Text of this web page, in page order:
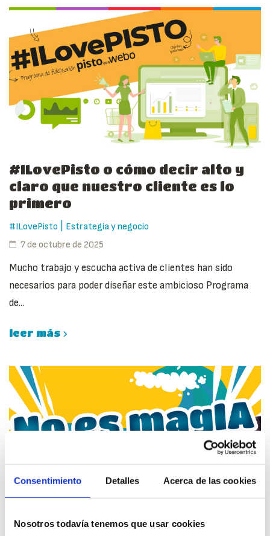
Consentimiento Detalles Acerca de las cookies
Nosotros todavía tenemos que usar cookies
#ILovePisto o cómo decir alto y
claro que nuestro cliente es lo
primero
#ILovePisto
Estrategia y negocio
7 de octubre de 2025
Mucho trabajo y escucha activa de clientes han sido
necesarios para poder diseñar este ambicioso Programa
de...
leer más
Así fue el Pistolabis Aniversario